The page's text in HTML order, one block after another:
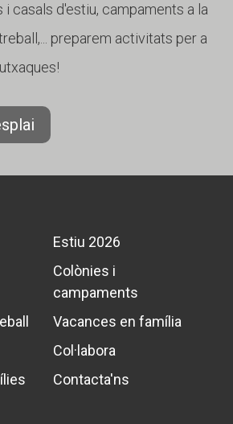
i casals d'estiu, campaments a la
preparem activitats per a
Estiu 2026
Colònies i
campaments
Vacances en família
Col·labora
Contacta'ns